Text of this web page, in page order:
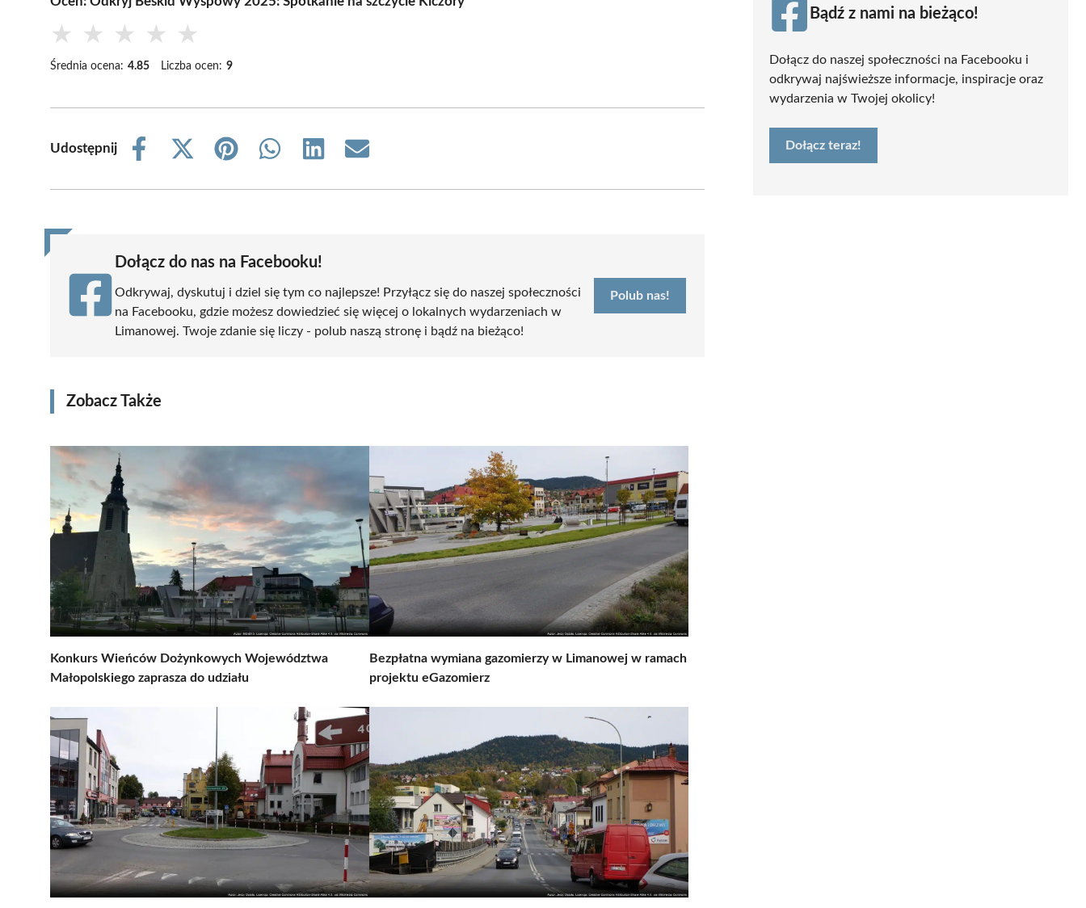
★ ★ ★ ★ ★
Średnia ocena: 4.85 Liczba ocen: 9
Udostępnij
Share
Share
(Twitter)
Share
Share
Share
Share
Dołącz do nas na Facebooku!
Odkrywaj, dyskutuj i dziel się tym co najlepsze! Przyłącz się do naszej społeczności
na Facebooku, gdzie możesz dowiedzieć się więcej o lokalnych wydarzeniach w
Limanowej. Twoje zdanie się liczy - polub naszą stronę i bądź na bieżąco!
Polub nas!
Zobacz Także
Konkurs Wieńców Dożynkowych Województwa
Małopolskiego zaprasza do udziału
Bezpłatna wymiana gazomierzy w Limanowej w ramach
projektu eGazomierz
Bądź z nami na bieżąco!
Dołącz do naszej społeczności na Facebooku i
odkrywaj najświeższe informacje, inspiracje oraz
wydarzenia w Twojej okolicy!
Dołącz teraz!